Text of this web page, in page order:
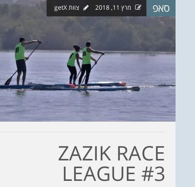
סאפ מרץ 11, 2018 צוות getX
ZAZIK RACE
LEAGUE #3
ECO SUP TOUR
KITESURF
ASHDOD 2019
WINTER
CHALLENGE